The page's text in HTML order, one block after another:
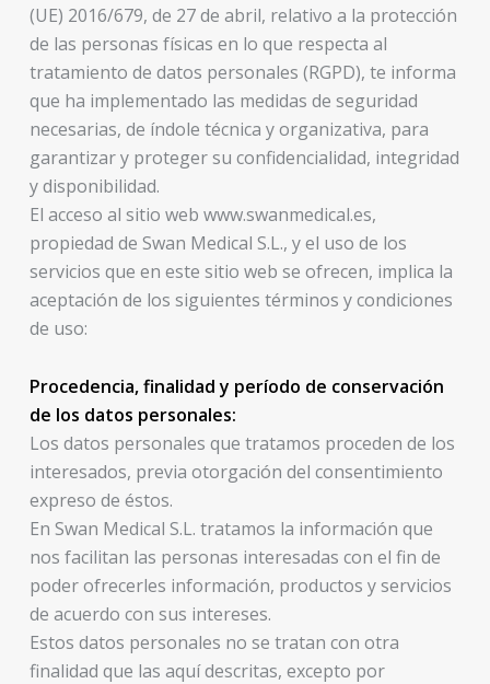
(UE) 2016/679, de 27 de abril, relativo a la protección
de las personas físicas en lo que respecta al
tratamiento de datos personales (RGPD), te informa
que ha implementado las medidas de seguridad
necesarias, de índole técnica y organizativa, para
garantizar y proteger su confidencialidad, integridad
y disponibilidad.
El acceso al sitio web www.swanmedical.es,
propiedad de Swan Medical S.L., y el uso de los
servicios que en este sitio web se ofrecen, implica la
aceptación de los siguientes términos y condiciones
de uso:
Procedencia, finalidad y período de conservación
de los datos personales:
Los datos personales que tratamos proceden de los
interesados, previa otorgación del consentimiento
expreso de éstos.
En Swan Medical S.L. tratamos la información que
nos facilitan las personas interesadas con el fin de
poder ofrecerles información, productos y servicios
de acuerdo con sus intereses.
Estos datos personales no se tratan con otra
finalidad que las aquí descritas, excepto por